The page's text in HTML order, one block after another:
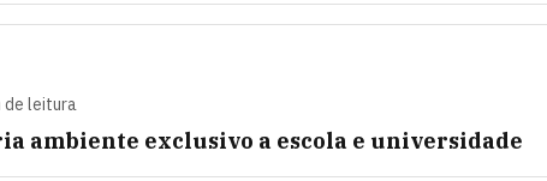
de leitura
ambiente exclusivo a escola e universidade